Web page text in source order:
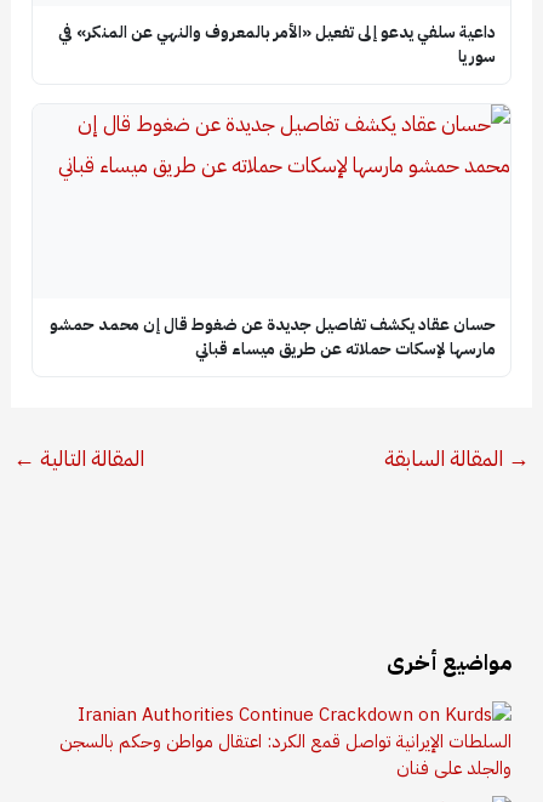
داعية سلفي يدعو إلى تفعيل «الأمر بالمعروف والنهي عن المنكر» في
سوريا
حسان عقاد يكشف تفاصيل جديدة عن ضغوط قال إن محمد حمشو
مارسها لإسكات حملاته عن طريق ميساء قباني
→ المقالة السابقة المقالة التالية ←
مواضيع أخرى
السلطات الإيرانية تواصل قمع الكرد: اعتقال مواطن وحكم بالسجن
والجلد على فنان